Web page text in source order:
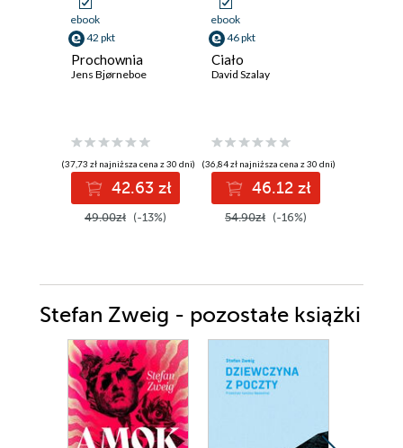
ebook
42 pkt
Prochownia
Jens Bjørneboe
(37,73 zł najniższa cena z 30 dni)
42.63 zł
49.00zł (-13%)
ebook
46 pkt
Ciało
David Szalay
(36,84 zł najniższa cena z 30 dni)
46.12 zł
54.90zł (-16%)
Stefan Zweig - pozostałe książki